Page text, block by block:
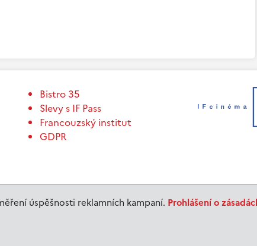
úspěšnosti reklamních kampaní. Prohlášení o
Bistro 35
Slevy s IF Pass
Francouzský institut
GDPR